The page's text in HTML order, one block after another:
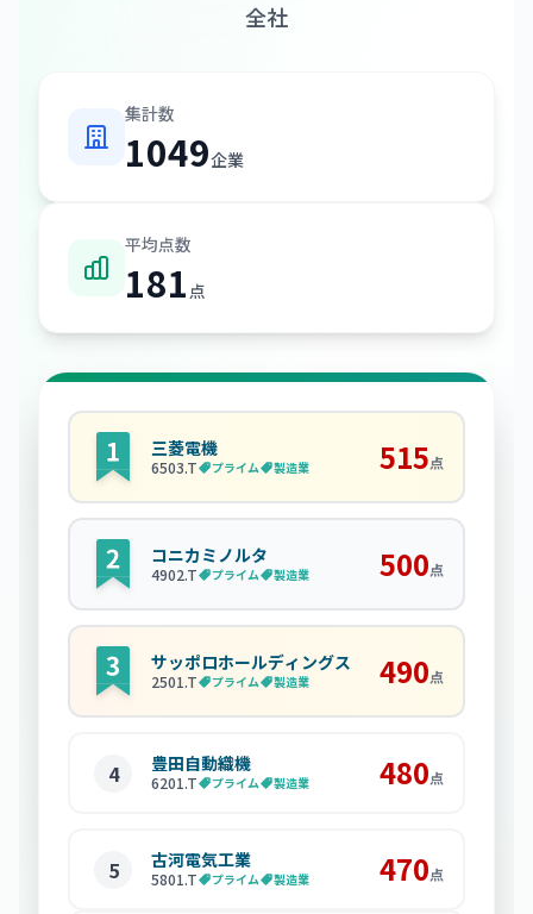
全社
集計数
1049企業
平均点数
181 点
三菱電機
6503.T プライム 製造業 515点
コニカミノルタ
4902.T プライム 製造業 500点
サッポロホールディングス
2501.T プライム 製造業 490点
4 豊田自動織機
6201.T プライム 製造業 480点
5 古河電気工業
5801.T プライム 製造業 470点